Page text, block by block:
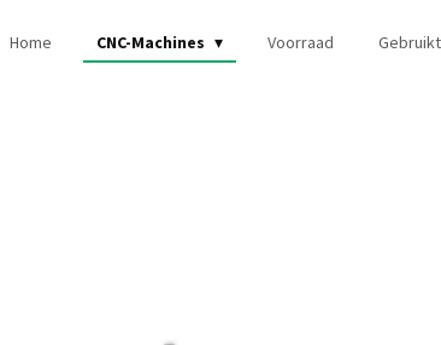
Home CNC-Machines Voorraad